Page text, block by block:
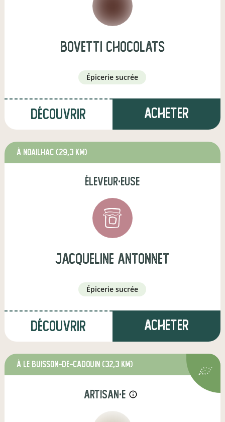
bovetti chocolats
épicerie sucrée
Découvrir Acheter
à Noailhac (29,3 km)
éleveur·euse
jacqueline antonnet
épicerie sucrée
Découvrir Acheter
à Le Buisson-de-Cadouin (32,3 km)
artisan·e info_outline